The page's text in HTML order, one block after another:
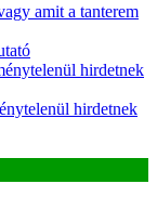
amit a tanterem
hirdetnek
hirdetnek